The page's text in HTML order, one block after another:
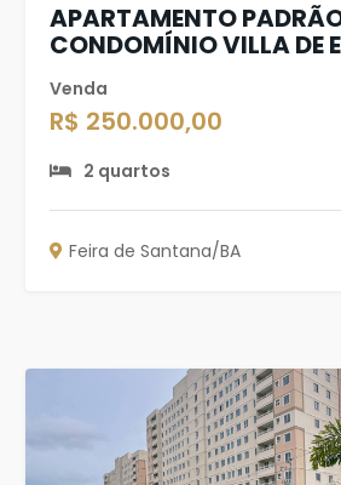
APARTAMENTO
CONDOMÍNIO VILLA DE
Venda
R$ 250.000,00
2 quartos
Feira de Santana/BA